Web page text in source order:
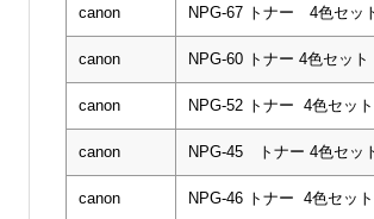
canon NPG-67 トナー 4色セッ
canon NPG-60 トナー 4色セット
canon NPG-52 トナー 4色セット
canon NPG-45 トナー 4色セッ
canon NPG-46 トナー 4色セット